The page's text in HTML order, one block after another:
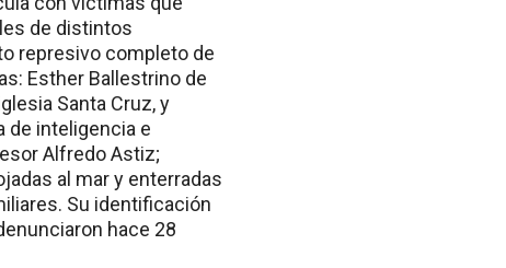
de distintos
represivo completo de
Esther Ballestrino de
Santa Cruz, y
de inteligencia e
Alfredo Astiz;
al mar y enterradas
Su identificación
hace 28